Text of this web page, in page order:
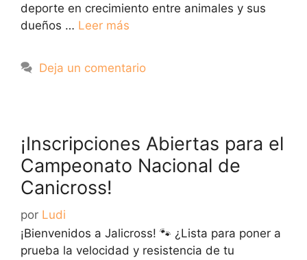
deporte en crecimiento entre animales y sus
dueños … Leer más
Deja un comentario
¡Inscripciones Abiertas para el
Campeonato Nacional de
Canicross!
por Ludi
¡Bienvenidos a Jalicross! 🐾 ¿Lista para poner a
prueba la velocidad y resistencia de tu